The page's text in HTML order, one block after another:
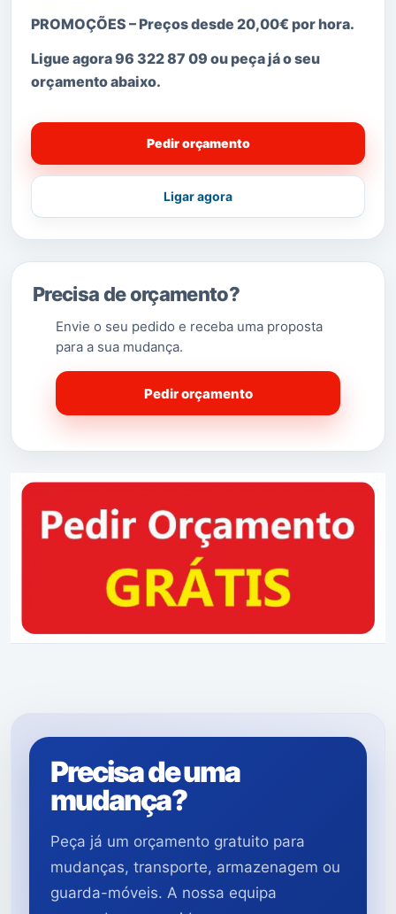
PROMOÇÕES – Preços desde 20,00€ por hora.
Ligue agora96 322 87 09 ou peça já o seu
orçamento abaixo.
Pedir orçamento
Ligar agora
Precisa de orçamento?
Envie o seu pedido e receba uma proposta
para a sua mudança.
Pedir orçamento
Precisa de uma
mudança?
Peça já um orçamento gratuito para
mudanças, transporte, armazenagem ou
guarda-móveis. A nossa equipa